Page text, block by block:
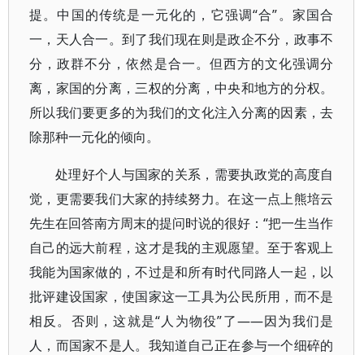
提。中国的传统是一元化的，它强调“合”。家国合
一，天人合一。到了我们现在则是政企不分，政事不
分，政群不分，依然是合一。但西方的文化强调分
离，家国的分离，三权的分离，中央和地方的分权。
所以我们要更多的为我们的文化注入分离的因素，去
除那种一元化的倾向。
处理好个人与国家的关系，需要执政党的高度自
觉，更需要我们大家的持续努力。在这一点上熊培云
先生在回答南方周末的提问时说的很好：“把一生当作
自己的远大前程，这才是我的主观愿望。至于客观上
我能为国家做的，不过是和所有时代同路人一起，以
批评建设国家，使国家这一工具为公民所用，而不是
相反。否则，这就是“人为物役”了——因为我们是
人，而国家不是人。我知道自己正在参与一个细碎的